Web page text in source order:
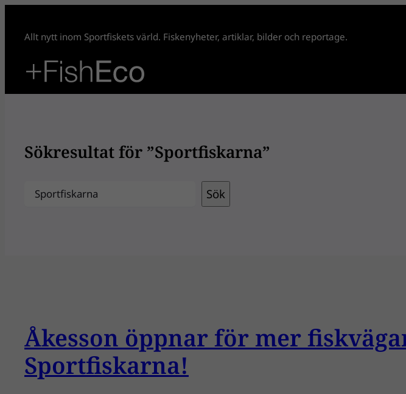
innehåll
Allt nytt inom Sportfiskets värld. Fiskenyheter, artiklar, bilder och reportage.
Sökresultat för ”Sportfiskarna”
Sök Sök
Åkesson öppnar för mer
Sportfiskarna!